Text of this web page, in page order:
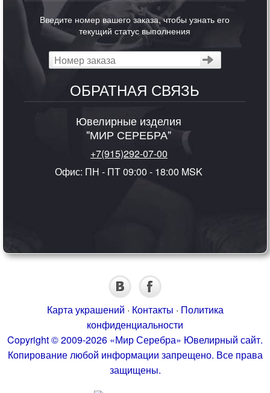
Введите номер вашего заказа, чтобы узнать его
текущий статус выполнения
ОБРАТНАЯ СВЯЗЬ
Ювелирные изделия
"МИР СЕРЕБРА"
+7(915)292-07-00
Офис: ПН - ПТ 09:00 - 18:00 MSK
Карта украшений · Контакты · Политика
конфиденциальности
Copyright © 2009-2026 «Мир Серебра» Ювелирный сайт.
Копирование любой информации запрещено. Все права
защищены.